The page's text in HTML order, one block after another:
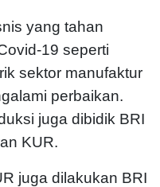
yang tahan
19 seperti
sektor manufaktur
perbaikan.
juga dibidik BRI
KUR.
juga dilakukan BRI